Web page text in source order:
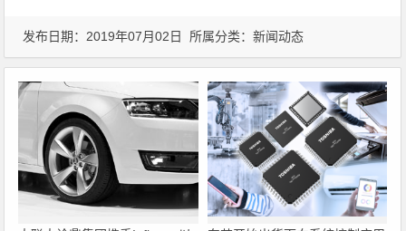
发布日期：2019年07月02日 所属分类：新闻动态